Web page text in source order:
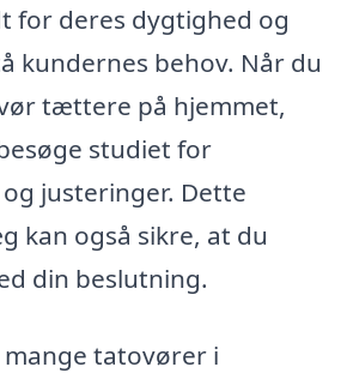
for deres dygtighed og
kundernes behov. Når du
tættere på hjemmet,
studiet for
justeringer. Dette
kan også sikre, at du
din beslutning.
tatovører i